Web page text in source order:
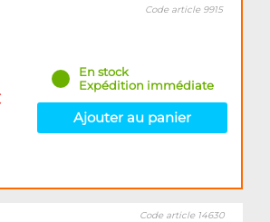
Code article 9915
En stock
Expédition immédiate
Ajouter au panier
Code article 14630